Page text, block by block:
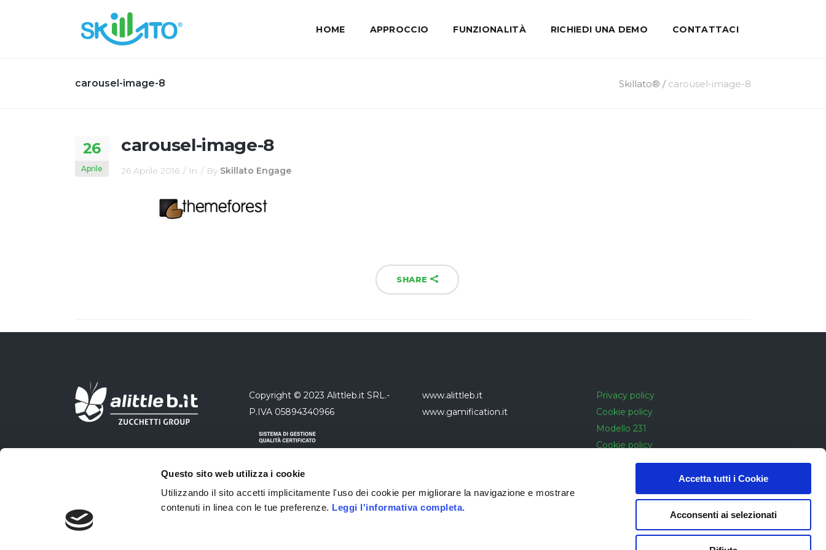
Questo sito web utilizza i cookie
Utilizzando il sito accetti implicitamente l'uso dei cookie per migliorare la navigazione e mostrare
contenuti in linea con le tue preferenze. Leggi l'informativa completa.
Accetta tutti i Cookie
Acconsenti ai selezionati
HOME APPROCCIO FUNZIONALITÀ RICHIEDI UNA DEMO CONTATTACI
carousel-image-8 Skillato® / carousel-image-8
26
Aprile
carousel-image-8
26 Aprile 2016 In By Skillato Engage
SHARE
Copyright © 2023 Alittleb.it SRL.-
P.IVA 05894340966
www.alittleb.it
www.gamification.it
Privacy policy
Cookie policy
Modello 231
Cookie policy
Accessibilità